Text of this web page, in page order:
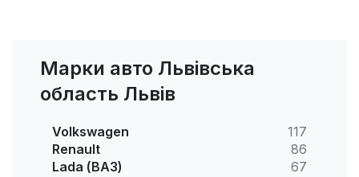
Марки авто Львівська
область Львів
Volkswagen
117
Renault
86
Lada (ВАЗ)
67